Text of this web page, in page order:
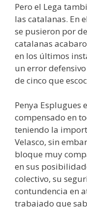
Pero el Lega
las catalanas. En
se pusieron por
catalanas
en los últimos
un error
de cinco que
Penya Esplugues
compensado en
teniendo la
Velasco, sin
bloque muy
en sus
colectivo, su
contundencia en
trabajado que